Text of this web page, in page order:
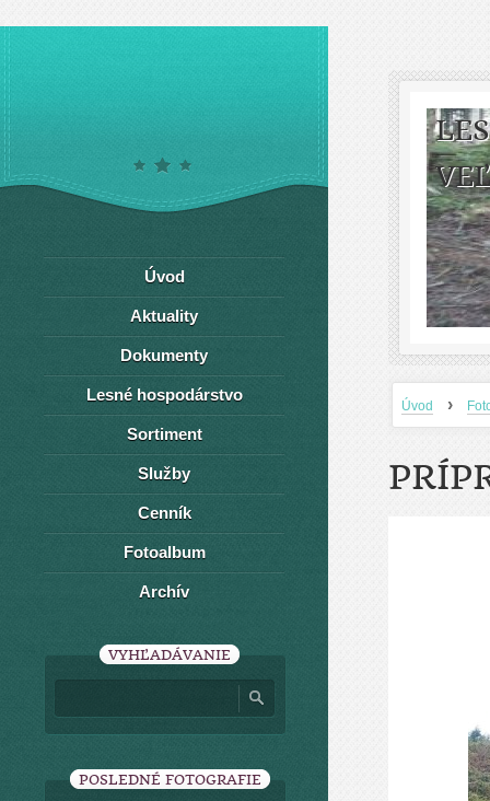
Úvod ›
Úvod
Aktuality
Dokumenty
Lesné hospodárstvo
Sortiment
Služby
Cenník
Fotoalbum
Archív
VYHĽADÁVANIE
POSLEDNÉ FOTOGRAFIE